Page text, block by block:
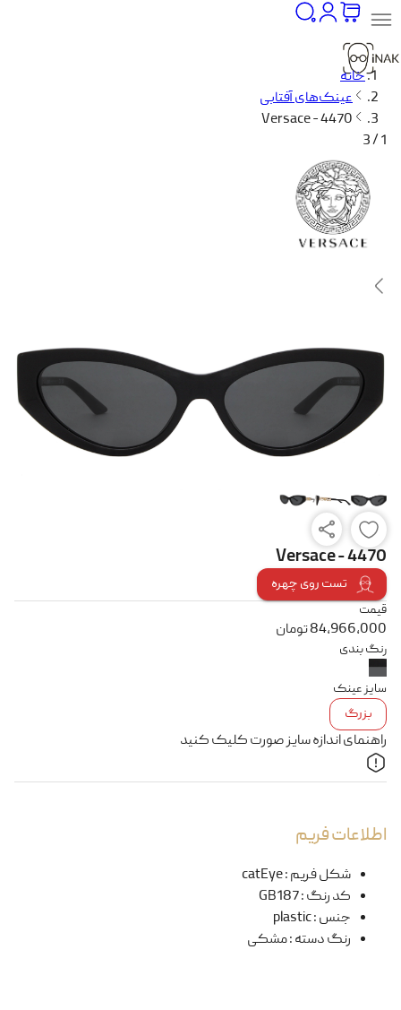
خانه
عینک‌های آفتابی
Versace - 4470
1 / 3
Versace - 4470
تست روی چهره
قیمت
84,966,000تومان
رنگ بندی
سایز عینک
بزرگ
راهنمای اندازه سایز صورت کلیک کنید
اطلاعات فریم
شکل فریم:
catEye
کد رنگ:
GB187
جنس:
plastic
رنگ دسته:مشکی